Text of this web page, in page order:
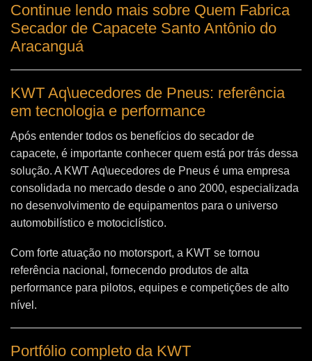
Continue lendo mais sobre Quem Fabrica
Secador de Capacete Santo Antônio do
Aracanguá
KWT Aq\uecedores de Pneus: referência
em tecnologia e performance
Após entender todos os benefícios do secador de
capacete, é importante conhecer quem está por trás dessa
solução. A KWT Aq\uecedores de Pneus é uma empresa
consolidada no mercado desde o ano 2000, especializada
no desenvolvimento de equipamentos para o universo
automobilístico e motociclístico.
Com forte atuação no motorsport, a KWT se tornou
referência nacional, fornecendo produtos de alta
performance para pilotos, equipes e competições de alto
nível.
Portfólio completo da KWT